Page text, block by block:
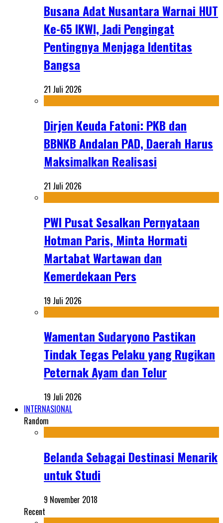
Busana Adat Nusantara Warnai HUT
Ke-65 IKWI, Jadi Pengingat
Pentingnya Menjaga Identitas
Bangsa
21 Juli 2026
Dirjen Keuda Fatoni: PKB dan
BBNKB Andalan PAD, Daerah Harus
Maksimalkan Realisasi
21 Juli 2026
PWI Pusat Sesalkan Pernyataan
Hotman Paris, Minta Hormati
Martabat Wartawan dan
Kemerdekaan Pers
19 Juli 2026
Wamentan Sudaryono Pastikan
Tindak Tegas Pelaku yang Rugikan
Peternak Ayam dan Telur
19 Juli 2026
INTERNASIONAL
Random
Belanda Sebagai Destinasi Menarik
untuk Studi
9 November 2018
Recent